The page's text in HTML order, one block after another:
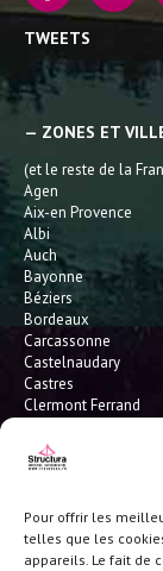
Pour offrir les
telles que les
appareils. Le fait de
TWEETS
— ZONES ET
(et le reste de la
Agen
Aix-en Provence
Albi
Auch
Bayonne
Béziers
Bordeaux
Carcassonne
Castelnaudary
Castres
Clermont Ferrand
Gaillac
Hossegor
Limoges
L'Isle Jourdain
Montauban